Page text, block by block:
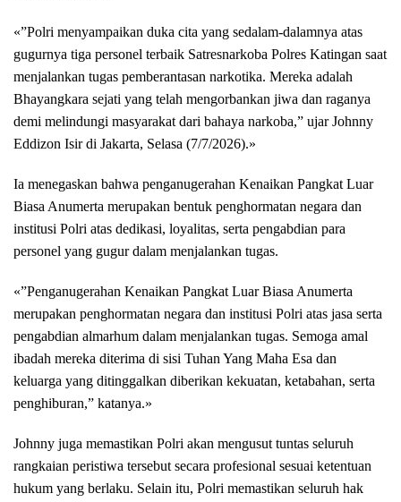
«”Polri menyampaikan duka cita yang sedalam-dalamnya atas
gugurnya tiga personel terbaik Satresnarkoba Polres Katingan saat
menjalankan tugas pemberantasan narkotika. Mereka adalah
Bhayangkara sejati yang telah mengorbankan jiwa dan raganya
demi melindungi masyarakat dari bahaya narkoba,” ujar Johnny
Eddizon Isir di Jakarta, Selasa (7/7/2026).»
Ia menegaskan bahwa penganugerahan Kenaikan Pangkat Luar
Biasa Anumerta merupakan bentuk penghormatan negara dan
institusi Polri atas dedikasi, loyalitas, serta pengabdian para
personel yang gugur dalam menjalankan tugas.
«”Penganugerahan Kenaikan Pangkat Luar Biasa Anumerta
merupakan penghormatan negara dan institusi Polri atas jasa serta
pengabdian almarhum dalam menjalankan tugas. Semoga amal
ibadah mereka diterima di sisi Tuhan Yang Maha Esa dan
keluarga yang ditinggalkan diberikan kekuatan, ketabahan, serta
penghiburan,” katanya.»
Johnny juga memastikan Polri akan mengusut tuntas seluruh
rangkaian peristiwa tersebut secara profesional sesuai ketentuan
hukum yang berlaku. Selain itu, Polri memastikan seluruh hak